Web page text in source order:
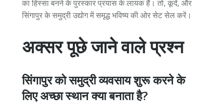
का हिस्सा बनने के पुरस्कार प्रयास के लायक हैं। तो, कूदें, और
सिंगापुर के समुद्री उद्योग में समृद्ध भविष्य की ओर सेट सेल करें।
अक्सर पूछे जाने वाले प्रश्न
सिंगापुर को समुद्री व्यवसाय शुरू करने के
लिए अच्छा स्थान क्या बनाता है?